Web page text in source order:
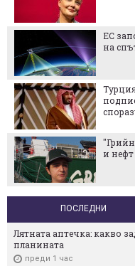
ЕС
на
и
ПОСЛЕДНИ
Лятната аптечка: какво
планината
преди 1 час